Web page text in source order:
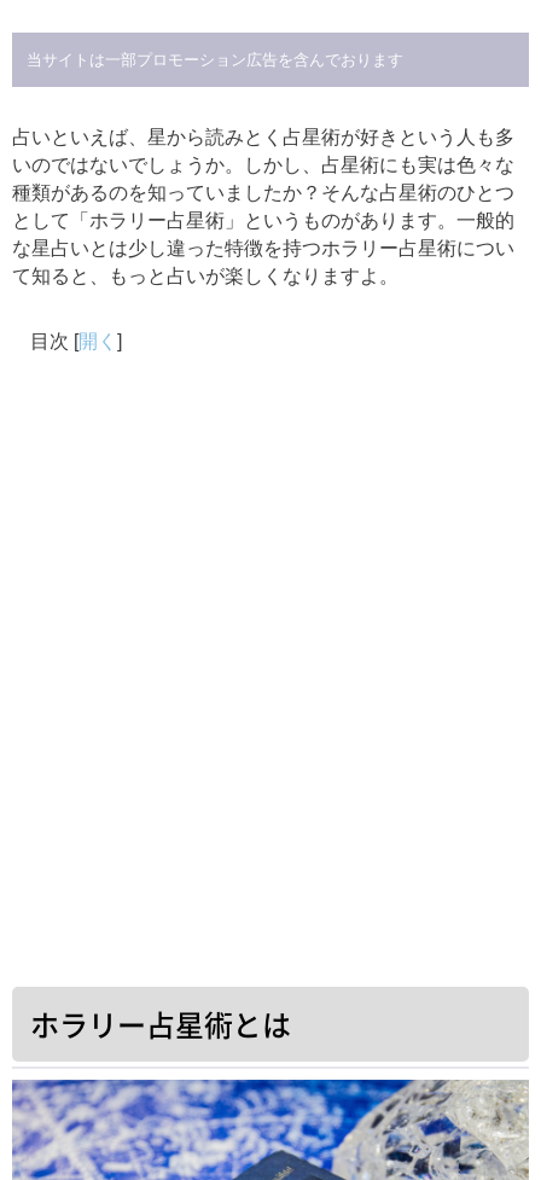
当サイトは一部プロモーション広告を含んでおります
占いといえば、星から読みとく占星術が好きという人も多
いのではないでしょうか。しかし、占星術にも実は色々な
種類があるのを知っていましたか？そんな占星術のひとつ
として「ホラリー占星術」というものがあります。一般的
な星占いとは少し違った特徴を持つホラリー占星術につい
て知ると、もっと占いが楽しくなりますよ。
目次 [開く ]
ホラリー占星術とは